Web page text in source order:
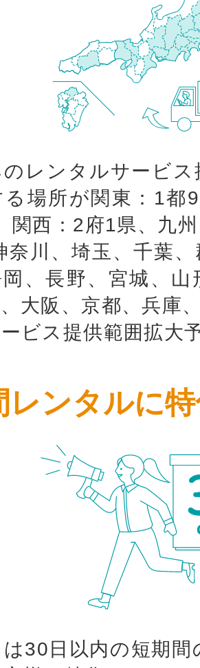
レンタルサービ
る場所が関東：1都
関西：2府1県、九
奈川、埼玉、千葉
、長野、宮城、
大阪、京都、兵庫
ビス提供範囲拡大
レンタルに
30日以内の短期